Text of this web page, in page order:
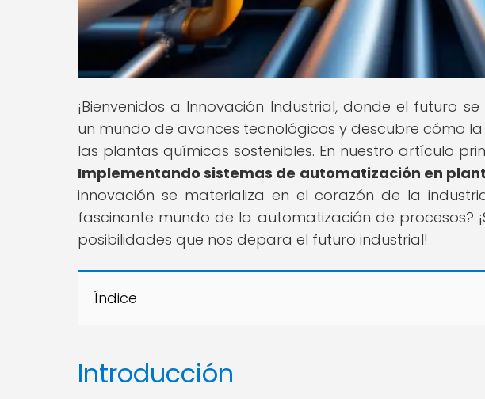
¡Bienvenidos a Innovación Industrial, donde el futuro
un mundo de avances tecnológicos y descubre cómo
las plantas químicas sostenibles. En nuestro artículo
Implementando sistemas de automatización en
innovación se materializa en el corazón de la
fascinante mundo de la automatización de procesos?
posibilidades que nos depara el futuro industrial!
Índice
Introducción